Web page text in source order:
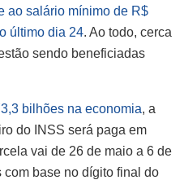
ao salário mínimo de R$
último dia 24. Ao todo, cerca
sendo beneficiadas
bilhões na economia, a
do INSS será paga em
vai de 26 de maio a 6 de
base no dígito final do